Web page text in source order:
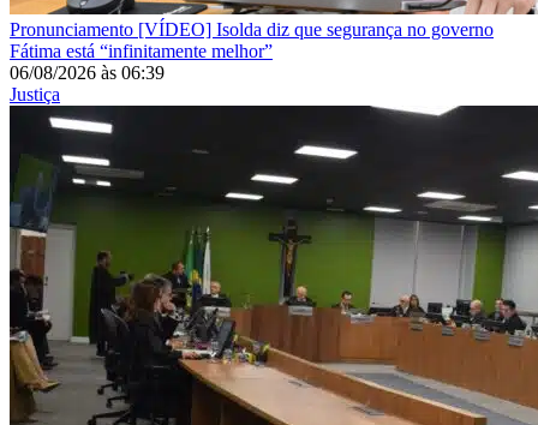
Pronunciamento [VÍDEO] Isolda diz que segurança no governo
Fátima está “infinitamente melhor”
06/08/2026 às 06:39
Justiça